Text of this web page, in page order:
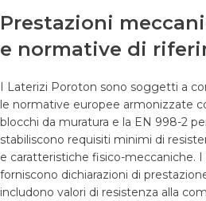
Prestazioni
e normative di
I Laterizi Poroton sono soggetti a
le normative europee armonizzate
blocchi da muratura e la EN 998-2
stabiliscono requisiti minimi di
e caratteristiche fisico-meccaniche.
forniscono dichiarazioni di
includono valori di resistenza alla